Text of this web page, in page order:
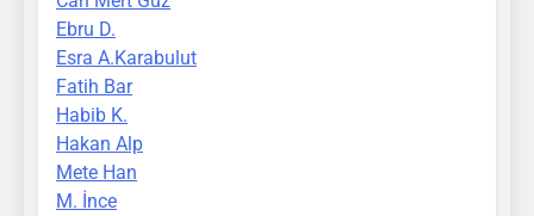
Ebru D.
Esra A.Karabulut
Fatih Bar
Habib K.
Hakan Alp
Mete Han
M. İnce